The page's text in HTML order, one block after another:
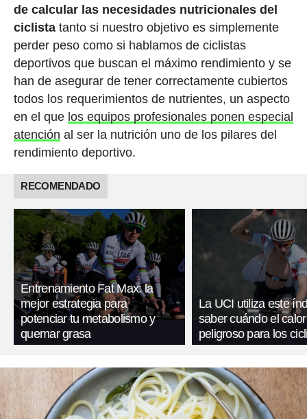
de calcular las necesidades nutricionales del
ciclistatanto si nuestro objetivo es simplemente
perder peso como si hablamos de ciclistas
deportivos que buscan el máximo rendimiento y se
han de asegurar de tener correctamente cubiertos
todos los requerimientos de nutrientes, un aspecto
en el que los equipos profesionales ponen especial
atención al ser la nutrición uno de los pilares del
rendimiento deportivo.
RECOMENDADO
Entrenamiento Fat Max: la
mejor estrategia para
potenciar tu metabolismo y
quemar grasa
La UCI utiliza este
saber cuándo el
peligroso para los